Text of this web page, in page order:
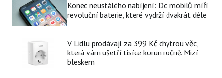
Konec neustálého nabíjení: Do mobilů míří
revoluční baterie, které vydrží dvakrát déle
V Lidlu prodávají za 399 Kč chytrou věc,
která vám ušetří tisíce korun ročně. Mizí
bleskem